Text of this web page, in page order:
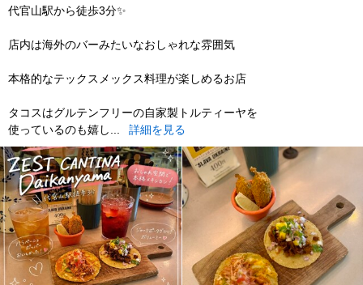
代官山駅から徒歩3分✨
店内は海外のバーみたいなおしゃれな雰囲気
本格的なテックスメックス料理が楽しめるお店
タコスはグルテンフリーの自家製トルティーヤを
使っているのも嬉し...
詳細を見る